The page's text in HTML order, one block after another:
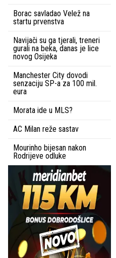
Borac savladao Velež na
startu prvenstva
Navijači su ga tjerali, treneri
gurali na beka, danas je lice
novog Osijeka
Manchester City dovodi
senzaciju SP-a za 100 mil.
eura
Morata ide u MLS?
AC Milan reže sastav
Mourinho bijesan nakon
Rodrijeve odluke